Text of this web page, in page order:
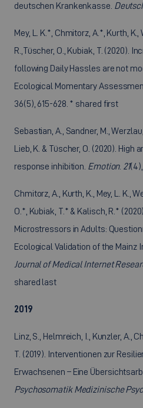
deutschen Krankenkasse.
Mey, L. K.*, Chmitorz, A.*, Kurth, K.,
R.,Tüscher, O., Kubiak, T. (2020).
following Daily Hassles are not
Ecological Momentary
36(5), 615-628. * shared first
Sebastian, A., Sandner, M.,
Lieb, K. & Tüscher, O. (2020). High
response inhibition. Emotion. 21(4),
Chmitorz, A., Kurth, K., Mey, L. K.,
O.*, Kubiak, T.* & Kalisch, R.*
Microstressors in Adults:
Ecological Validation of the Mainz
Journal of Medical Internet
shared last
2019
Linz, S., Helmreich, I., Kunzler, A.,
T. (2019). Interventionen zur
Erwachsenen – Eine
Psychosomatik Medizinische